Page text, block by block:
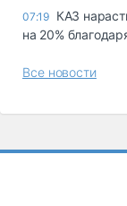
07:19 КАЗ
на 20%
Все новости